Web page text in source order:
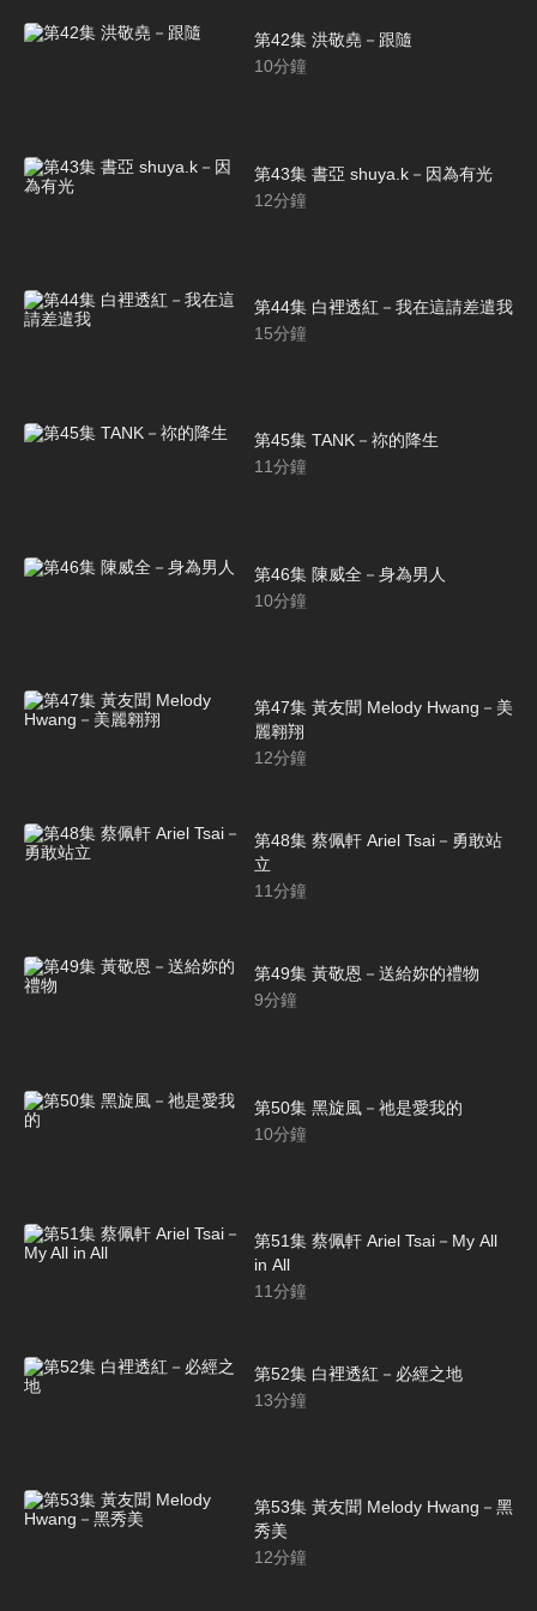
第42集 洪敬堯－跟隨
10分鐘
第43集 書亞 shuya.k－因為有光
12分鐘
第44集 白裡透紅－我在這請差遣我
15分鐘
第45集 TANK－祢的降生
11分鐘
第46集 陳威全－身為男人
10分鐘
第47集 黃友聞 Melody Hwang－美
麗翱翔
12分鐘
第48集 蔡佩軒 Ariel Tsai－勇敢站
立
11分鐘
第49集 黃敬恩－送給妳的禮物
9分鐘
第50集 黑旋風－祂是愛我的
10分鐘
第51集 蔡佩軒 Ariel Tsai－My All
in All
11分鐘
第52集 白裡透紅－必經之地
13分鐘
第53集 黃友聞 Melody Hwang－黑
秀美
12分鐘